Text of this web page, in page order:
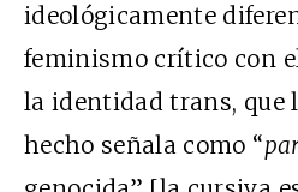
ideológicamente
feminismo crítico con
la identidad trans, que
hecho señala como “